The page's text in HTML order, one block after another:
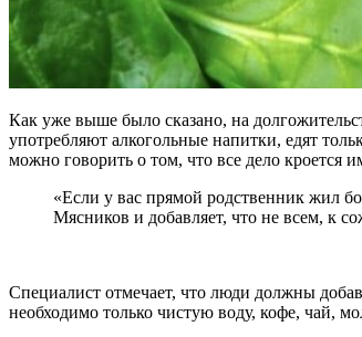
Как уже выше было сказано, на
употребляют алкогольные напитки, едят
можно говорить о том, что все дело кроется
«Если у вас прямой родственник жил
Мясников и добавляет, что не всем, к
Специалист отмечает, что люди должны
необходимо только чистую воду, кофе, чай,